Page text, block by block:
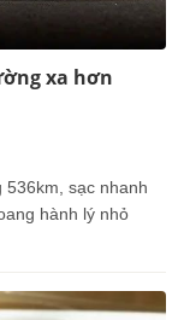
xa hơn
sạc nhanh
hành lý nhỏ